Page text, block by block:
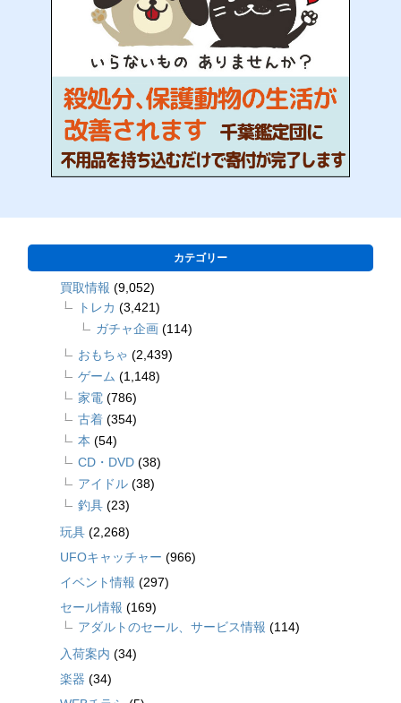
カテゴリー
買取情報 (9,052)
トレカ (3,421)
ガチャ企画 (114)
おもちゃ (2,439)
ゲーム (1,148)
家電 (786)
古着 (354)
本 (54)
CD・DVD (38)
アイドル (38)
釣具 (23)
玩具 (2,268)
UFOキャッチャー (966)
イベント情報 (297)
セール情報 (169)
アダルトのセール、サービス情報 (114)
入荷案内 (34)
楽器 (34)